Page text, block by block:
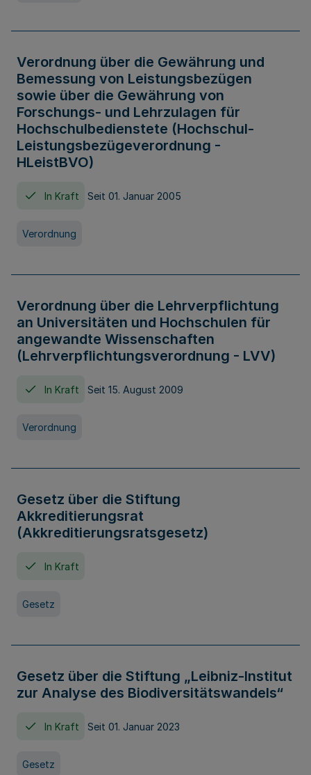
Verordnung über die Gewährung und
Bemessung von Leistungsbezügen
sowie über die Gewährung von
Forschungs- und Lehrzulagen für
Hochschulbedienstete (Hochschul-
Leistungsbezügeverordnung -
HLeistBVO)
In Kraft Seit 01. Januar 2005
Verordnung
Verordnung über die Lehrverpflichtung
an Universitäten und Hochschulen für
angewandte Wissenschaften
(Lehrverpflichtungsverordnung - LVV)
In Kraft Seit 15. August 2009
Verordnung
Gesetz über die Stiftung
Akkreditierungsrat
(Akkreditierungsratsgesetz)
In Kraft
Gesetz
Gesetz über die Stiftung „Leibniz-Institut
zur Analyse des Biodiversitätswandels“
In Kraft Seit 01. Januar 2023
Gesetz